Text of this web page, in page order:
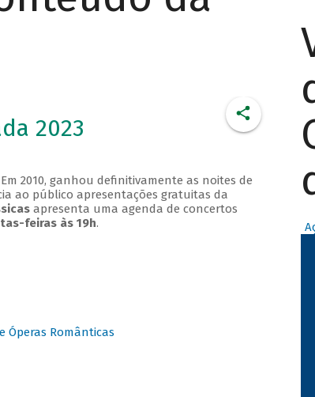
2023
2010, ganhou definitivamente as noites de
ao público apresentações gratuitas da
apresenta uma agenda de concertos
feiras às 19h.
e Óperas Românticas